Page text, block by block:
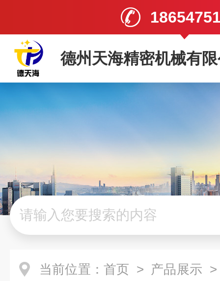
德州天海精密机械有
当前位置： 首页 > 产品展示